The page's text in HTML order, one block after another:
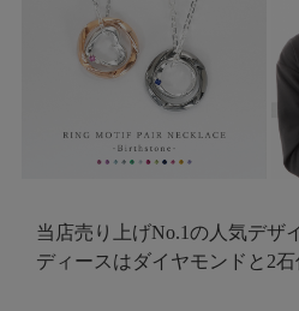
当店売り上げNo.1の人気デザ
ディースはダイヤモンドと2石